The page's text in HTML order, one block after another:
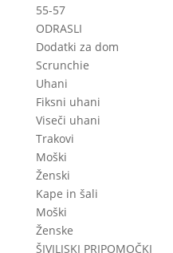
55-57
ODRASLI
Dodatki za dom
Scrunchie
Uhani
Fiksni uhani
Viseči uhani
Trakovi
Moški
Ženski
Kape in šali
Moški
Ženske
ŠIVILJSKI PRIPOMOČKI